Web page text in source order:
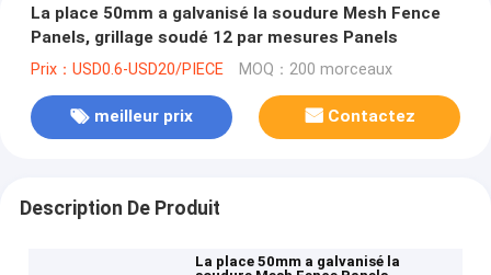
La place 50mm a galvanisé la soudure Mesh Fence
Panels, grillage soudé 12 par mesures Panels
Prix：USD0.6-USD20/PIECE MOQ：200 morceaux
meilleur prix Contactez
Description De Produit
La place 50mm a galvanisé la